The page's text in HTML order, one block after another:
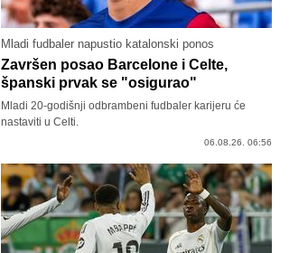
Mladi fudbaler napustio katalonski ponos
Završen posao Barcelone i Celte,
španski prvak se "osigurao"
Mladi 20-godišnji odbrambeni fudbaler karijeru će
nastaviti u Celti.
06.08.26. 06:56